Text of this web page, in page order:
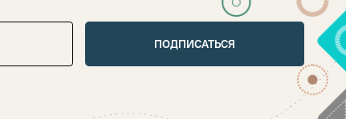
ПОДПИСАТЬСЯ